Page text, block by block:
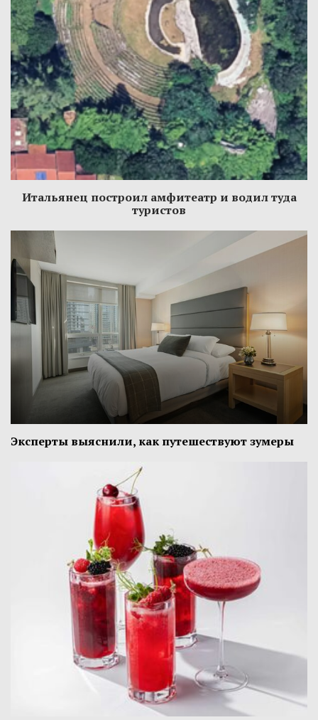
Итальянец построил амфитеатр и водил туда
туристов
Эксперты выяснили, как путешествуют зумеры